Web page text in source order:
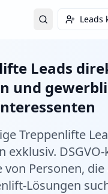
Leads
Leads
und
Treppenlifte
exklusiv.
von Personen,
Lösungen